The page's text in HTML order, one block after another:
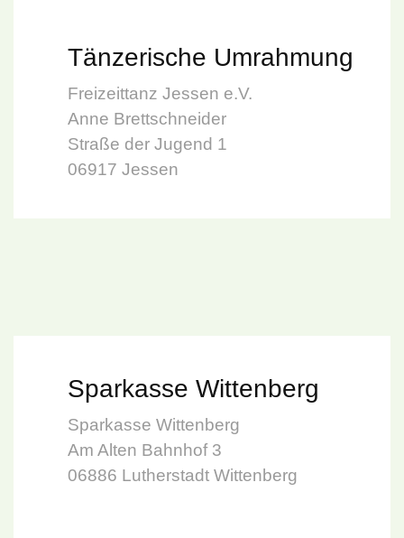
Tänzerische Umrahmung
Freizeittanz Jessen e.V.
Anne Brettschneider
Straße der Jugend 1
06917 Jessen
Sparkasse Wittenberg
Sparkasse Wittenberg
Am Alten Bahnhof 3
06886 Lutherstadt Wittenberg